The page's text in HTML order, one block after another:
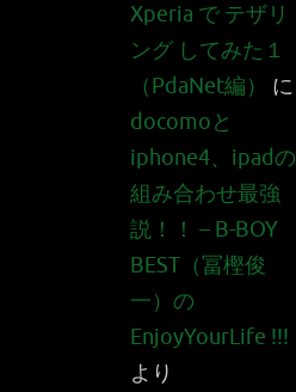
Xperia で テザリ
ング してみた１
（PdaNet編）
に
docomoと
iphone4、ipadの
組み合わせ最強
説！！ – B-BOY
BEST（冨樫俊
一）の
EnjoyYourLife !!!
より